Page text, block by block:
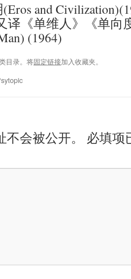
and
译《单维人》《单向
(1964)
目录。将固定链接加入收藏夹。
会被公开。 必填项